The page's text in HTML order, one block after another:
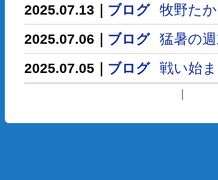
2025.07.13｜ ブログ 牧野た
2025.07.06｜ ブログ 猛暑の
2025.07.05｜ ブログ 戦い始
｜